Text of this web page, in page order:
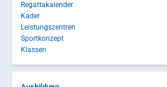
Regattakalender
Kader
Leistungszentren
Sportkonzept
Klassen